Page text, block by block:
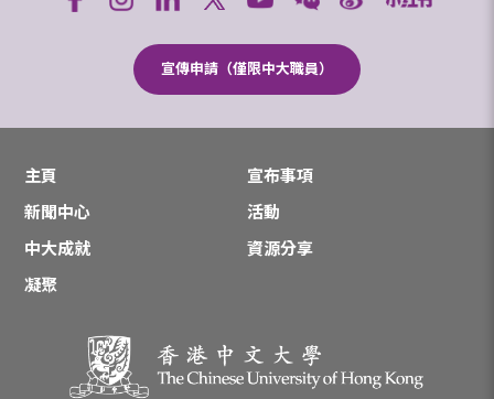
宣傳申請（僅限中大職員）
主頁
宣布事項
新聞中心
活動
中大成就
資源分享
凝聚